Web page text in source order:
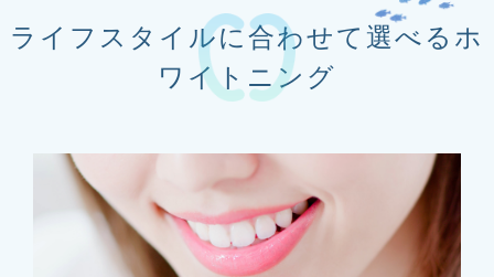
ライフスタイルに合わせて選べるホ
ワイトニング